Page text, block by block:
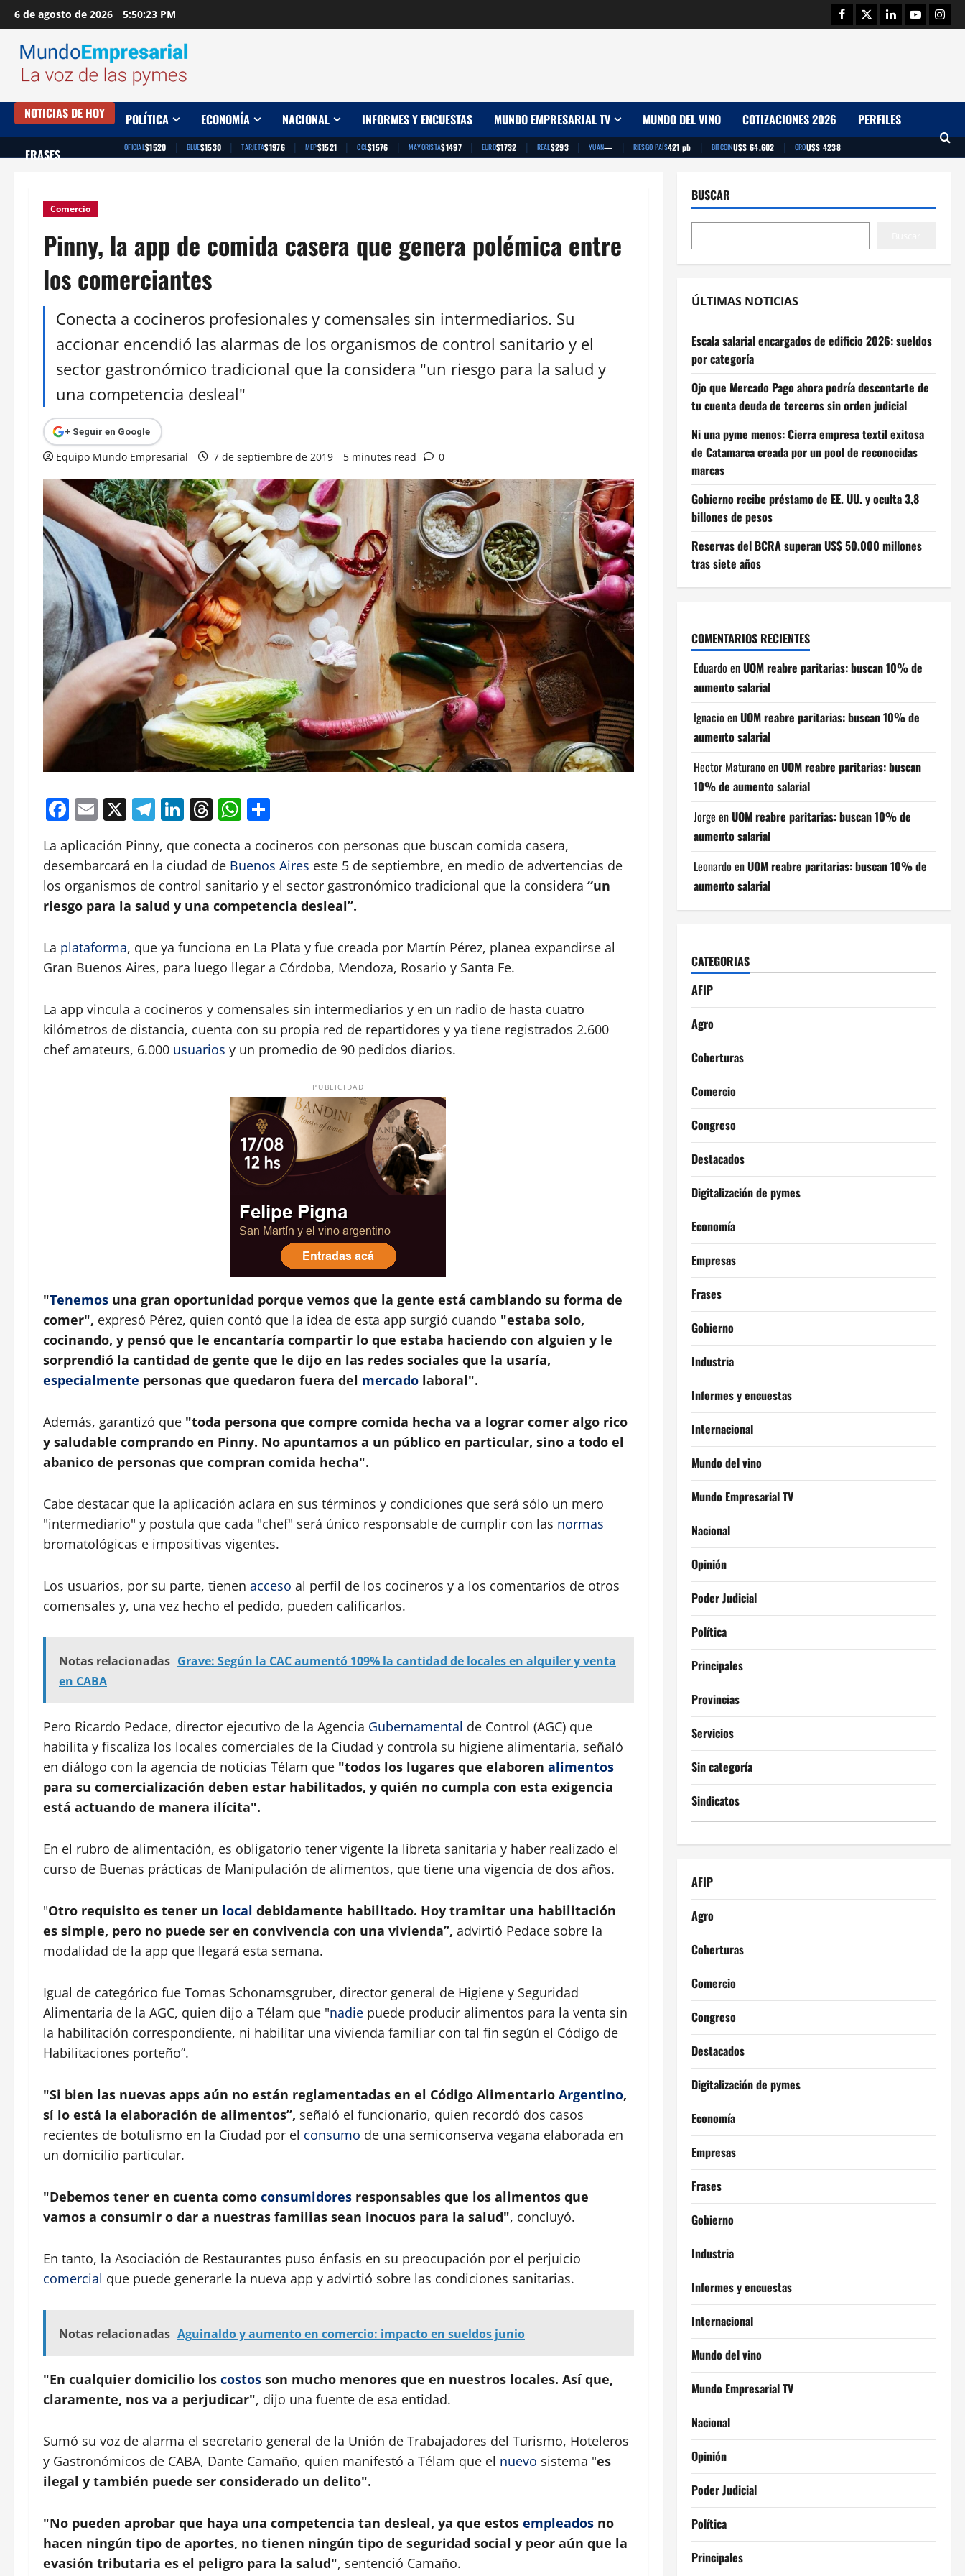
Saltar
al
contenido
6 de agosto de 2026 5:50:24 PM Facebook
TwitterLinkedinYoutube
NOTICIAS DE HOY POLÍTICA ECONOMÍA NACIONAL INFORMES Y ENCUESTAS MUNDO EMPRESARIAL TV MUNDO DEL VINO COTIZACIONES 2026 PERFILES
FRASES OFICIAL$1520 | BLUE$1530 | TARJETA$1976 | MEP$1521 | CCL$1576 | MAYORISTA$1497 | EURO$1732 | REAL$293 | YUAN— | RIESGO PAÍS421 pb | BITCOINU$S 64.602 | OROU$S 4238
Comercio
Pinny, la app de comida casera que genera polémica entre
los comerciantes
Conecta a cocineros profesionales y comensales sin intermediarios. Su
accionar encendió las alarmas de los organismos de control sanitario y el
sector gastronómico tradicional que la considera "un riesgo para la salud y
una competencia desleal"
+ Seguir en Google
Equipo Mundo Empresarial 7 de septiembre de 2019 5 minutes read 0
Facebook
Email
X Telegram
LinkedIn
Threads
WhatsApp
La aplicación Pinny, que conecta a cocineros con personas que buscan comida casera,
desembarcará en la ciudad de Buenos Aires este 5 de septiembre, en medio de advertencias de
los organismos de control sanitario y el sector gastronómico tradicional que la considera “un
riesgo para la salud y una competencia desleal”.
La plataforma, que ya funciona en La Plata y fue creada por Martín Pérez, planea expandirse al
Gran Buenos Aires, para luego llegar a Córdoba, Mendoza, Rosario y Santa Fe.
La app vincula a cocineros y comensales sin intermediarios y en un radio de hasta cuatro
kilómetros de distancia, cuenta con su propia red de repartidores y ya tiene registrados 2.600
chef amateurs, 6.000 usuarios y un promedio de 90 pedidos diarios.
PUBLICIDAD
"Tenemos una gran oportunidad porque vemos que la gente está cambiando su forma de
comer", expresó Pérez, quien contó que la idea de esta app surgió cuando "estaba solo,
cocinando, y pensó que le encantaría compartir lo que estaba haciendo con alguien y le
sorprendió la cantidad de gente que le dijo en las redes sociales que la usaría,
especialmente personas que quedaron fuera del mercado laboral".
Además, garantizó que "toda persona que compre comida hecha va a lograr comer algo rico
y saludable comprando en Pinny. No apuntamos a un público en particular, sino a todo el
abanico de personas que compran comida hecha".
Cabe destacar que la aplicación aclara en sus términos y condiciones que será sólo un mero
"intermediario" y postula que cada "chef" será único responsable de cumplir con las normas
bromatológicas e impositivas vigentes.
Los usuarios, por su parte, tienen acceso al perfil de los cocineros y a los comentarios de otros
comensales y, una vez hecho el pedido, pueden calificarlos.
Notas relacionadas Grave: Según la CAC aumentó 109% la cantidad de locales en alquiler y venta
en CABA
Pero Ricardo Pedace, director ejecutivo de la Agencia Gubernamental de Control (AGC) que
habilita y fiscaliza los locales comerciales de la Ciudad y controla su higiene alimentaria, señaló
en diálogo con la agencia de noticias Télam que "todos los lugares que elaboren alimentos
para su comercialización deben estar habilitados, y quién no cumpla con esta exigencia
está actuando de manera ilícita".
En el rubro de alimentación, es obligatorio tener vigente la libreta sanitaria y haber realizado el
curso de Buenas prácticas de Manipulación de alimentos, que tiene una vigencia de dos años.
"Otro requisito es tener un local debidamente habilitado. Hoy tramitar una habilitación
es simple, pero no puede ser en convivencia con una vivienda”, advirtió Pedace sobre la
modalidad de la app que llegará esta semana.
Igual de categórico fue Tomas Schonamsgruber, director general de Higiene y Seguridad
Alimentaria de la AGC, quien dijo a Télam que "nadie puede producir alimentos para la venta sin
la habilitación correspondiente, ni habilitar una vivienda familiar con tal fin según el Código de
Habilitaciones porteño”.
"Si bien las nuevas apps aún no están reglamentadas en el Código Alimentario Argentino,
sí lo está la elaboración de alimentos”, señaló el funcionario, quien recordó dos casos
recientes de botulismo en la Ciudad por el consumo de una semiconserva vegana elaborada en
un domicilio particular.
"Debemos tener en cuenta como consumidores responsables que los alimentos que
vamos a consumir o dar a nuestras familias sean inocuos para la salud", concluyó.
En tanto, la Asociación de Restaurantes puso énfasis en su preocupación por el perjuicio
comercial que puede generarle la nueva app y advirtió sobre las condiciones sanitarias.
Notas relacionadas Aguinaldo y aumento en comercio: impacto en sueldos junio
"En cualquier domicilio los costos son mucho menores que en nuestros locales. Así que,
claramente, nos va a perjudicar", dijo una fuente de esa entidad.
Sumó su voz de alarma el secretario general de la Unión de Trabajadores del Turismo, Hoteleros
y Gastronómicos de CABA, Dante Camaño, quien manifestó a Télam que el nuevo sistema "es
ilegal y también puede ser considerado un delito".
"No pueden aprobar que haya una competencia tan desleal, ya que estos empleados no
hacen ningún tipo de aportes, no tienen ningún tipo de seguridad social y peor aún que la
evasión tributaria es el peligro para la salud", sentenció Camaño.
BUSCAR
ÚLTIMAS NOTICIAS
Escala salarial encargados de edificio 2026: sueldos
por categoría
Ojo que Mercado Pago ahora podría descontarte de
tu cuenta deuda de terceros sin orden judicial
Ni una pyme menos: Cierra empresa textil exitosa
de Catamarca creada por un pool de reconocidas
marcas
Gobierno recibe préstamo de EE. UU. y oculta 3,8
billones de pesos
Reservas del BCRA superan US$ 50.000 millones
tras siete años
COMENTARIOS RECIENTES
Eduardo enUOM reabre paritarias: buscan 10% de
aumento salarial
Ignacio enUOM reabre paritarias: buscan 10% de
aumento salarial
Hector Maturano enUOM reabre paritarias: buscan
10% de aumento salarial
Jorge enUOM reabre paritarias: buscan 10% de
aumento salarial
Leonardo enUOM reabre paritarias: buscan 10% de
aumento salarial
CATEGORIAS
AFIP
Agro
Coberturas
Comercio
Congreso
Destacados
Digitalización de pymes
Economía
Empresas
Frases
Gobierno
Industria
Informes y encuestas
Internacional
Mundo del vino
Mundo Empresarial TV
Nacional
Opinión
Poder Judicial
Política
Principales
Provincias
Servicios
Sin categoría
Sindicatos
AFIP
Agro
Coberturas
Comercio
Congreso
Destacados
Digitalización de pymes
Economía
Empresas
Frases
Gobierno
Industria
Informes y encuestas
Internacional
Mundo del vino
Mundo Empresarial TV
Nacional
Opinión
Poder Judicial
Política
Principales